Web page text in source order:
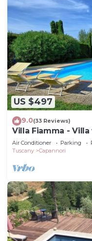
US $497
9.0(33 Reviews)
Villa Fiamma -
Air Conditioner Parking
Tuscany
Capannori